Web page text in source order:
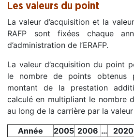
Les valeurs du point
La valeur d’acquisition et la
RAFP sont fixées chaque
d’administration de l’ERAFP.
La valeur d’acquisition du point
le nombre de points obtenus
montant de la prestation
calculé en multipliant le nombre
au long de la carrière par la
Année 2005 2006 … 2020